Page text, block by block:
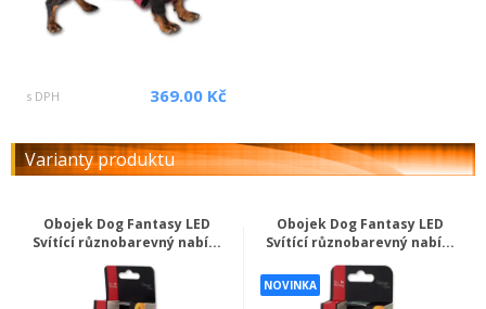
s DPH 369.00 Kč
Varianty produktu
Obojek Dog Fantasy LED
Svítící různobarevný nabí...
Obojek Dog Fantasy LED
Svítící různobarevný nabí...
NOVINKA